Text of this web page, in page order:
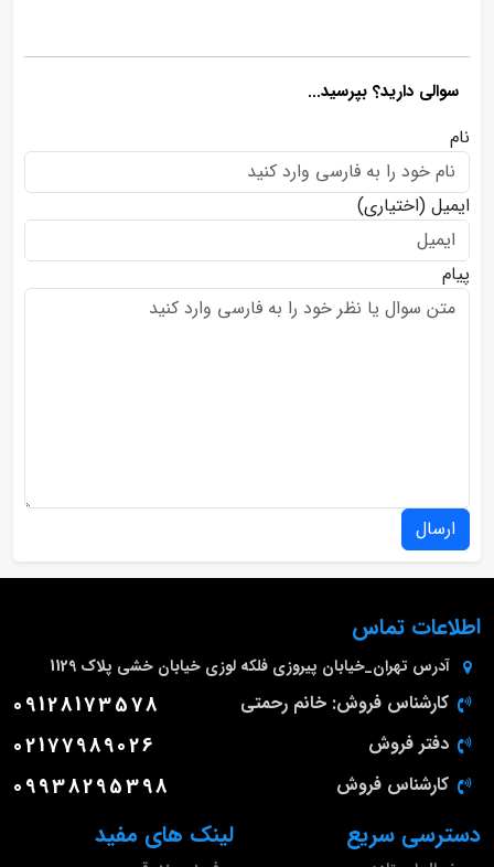
سوالی دارید؟ بپرسید...
نام
ایمیل (اختیاری)
پیام
ارسال
لینک های مفید دسترسی سریع
اطلاعات تماس
آدرس تهران_خیابان پیروزی فلکه لوزی خیابان خشی پلاک 1129
کارشناس فروش: خانم رحمتی 09128173578
دفتر فروش 02177989026
کارشناس فروش 09938295398